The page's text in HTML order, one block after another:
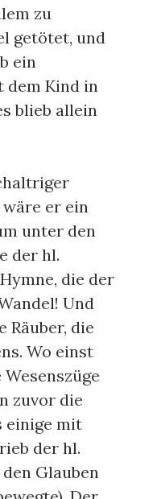
zu
getötet, und
ein
dem Kind in
blieb allein
wäre er ein
unter den
der hl.
die der
Und
Räuber, die
Wo einst
zuvor die
einige mit
der hl.
Glauben